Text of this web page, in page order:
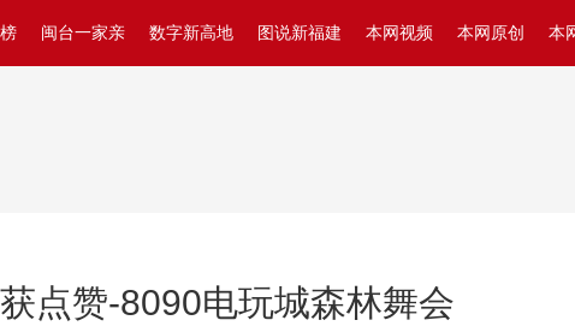
闽台一家亲 数字新高地 图说新福建 本网视频 本网原创 本
点赞-8090电玩城森林舞会